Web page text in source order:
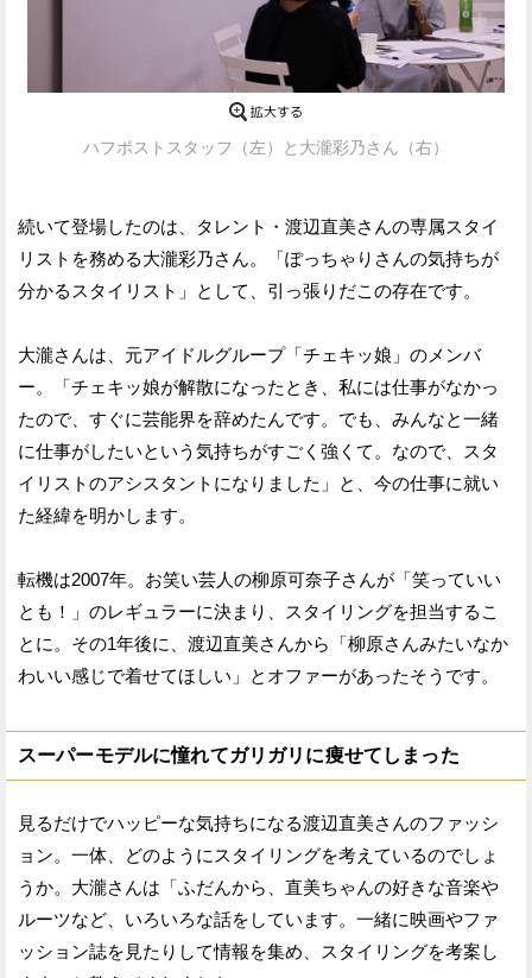
ハフポストスタッフ（左）と大瀧彩乃さん（右）
続いて登場したのは、タレント・渡辺直美さんの専属スタイ
リストを務める大瀧彩乃さん。「ぽっちゃりさんの気持ちが
分かるスタイリスト」として、引っ張りだこの存在です。
大瀧さんは、元アイドルグループ「チェキッ娘」のメンバ
ー。「チェキッ娘が解散になったとき、私には仕事がなかっ
たので、すぐに芸能界を辞めたんです。でも、みんなと一緒
に仕事がしたいという気持ちがすごく強くて。なので、スタ
イリストのアシスタントになりました」と、今の仕事に就い
た経緯を明かします。
転機は2007年。お笑い芸人の柳原可奈子さんが「笑っていい
とも！」のレギュラーに決まり、スタイリングを担当するこ
とに。その1年後に、渡辺直美さんから「柳原さんみたいなか
わいい感じで着せてほしい」とオファーがあったそうです。
スーパーモデルに憧れてガリガリに痩せてしまった
見るだけでハッピーな気持ちになる渡辺直美さんのファッシ
ョン。一体、どのようにスタイリングを考えているのでしょ
うか。大瀧さんは「ふだんから、直美ちゃんの好きな音楽や
ルーツなど、いろいろな話をしています。一緒に映画やファ
ッション誌を見たりして情報を集め、スタイリングを考案し